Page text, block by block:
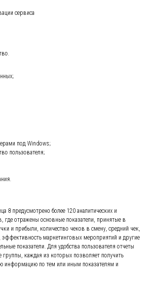
сервиса
под Windows;
пользователя;
8 предусмотрено более 120 аналитических и
где отражены основные показатели, принятые в
и прибыли, количество чеков в смену, средний чек,
эффективность маркетинговых мероприятий и другие
показатели. Для удобства пользователя отчеты
каждая из которых позволяет получить
информацию по тем или иным показателям и